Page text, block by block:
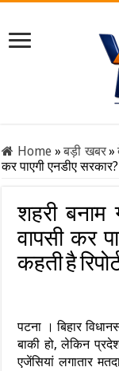
Home »बड़ी खबर»
कर पाएगी एनडीए
शहरी बनाम
वापसी कर
कहती है
पटना । बिहार
बाकी हो, लेकिन प्रदेश
एजेंसियां लगातार